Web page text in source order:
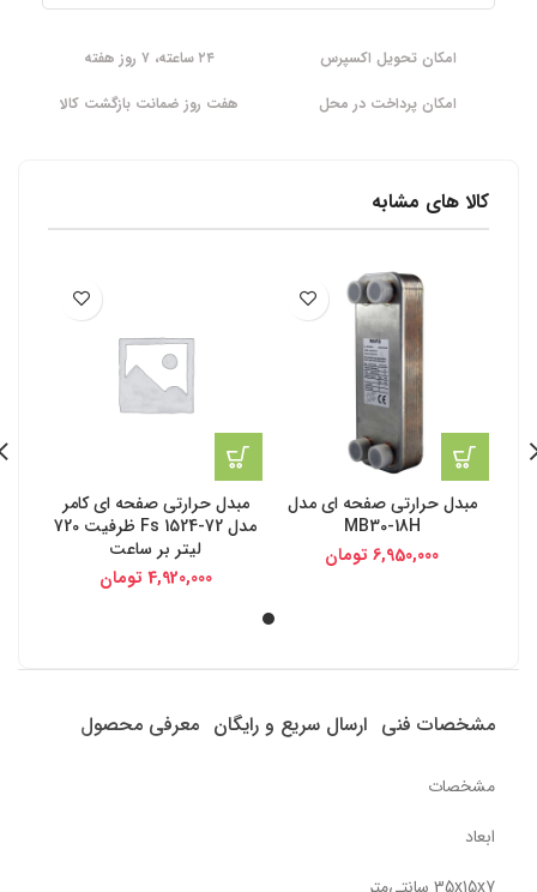
امکان تحویل اکسپرس
۲۴ ساعته، ۷ روز هفته
امکان پرداخت در محل
هفت روز ضمانت بازگشت کالا
کالا های مشابه
مبدل حرارتی صفحه ای مدل
MB30-18H
6,950,000 تومان
مبدل حرارتی صفحه ای کامر
مدل Fs 1524-72 ظرفیت 720
لیتر بر ساعت
4,920,000 تومان
مشخصات فنی ارسال سریع و رایگان معرفی محصول
مشخصات
ابعاد